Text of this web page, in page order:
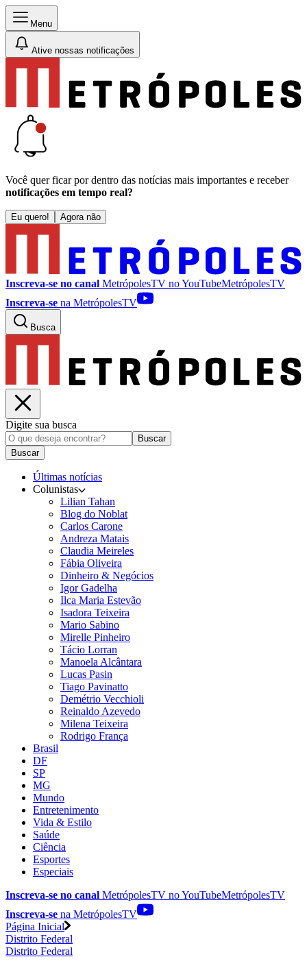
Menu
Ative nossas notificações
Você quer ficar por dentro das notícias mais importantes e receber
notificações em tempo real?
Eu quero! Agora não
Inscreva-se no canal MetrópolesTV noYouTubeMetrópolesTV
Inscreva-se na MetrópolesTV
Busca
Digite sua busca
Buscar
Buscar
Últimas notícias
Colunistas
Lilian Tahan
Blog do Noblat
Carlos Carone
Andreza Matais
Claudia Meireles
Fábia Oliveira
Dinheiro & Negócios
Igor Gadelha
Ilca Maria Estevão
Isadora Teixeira
Mario Sabino
Mirelle Pinheiro
Tácio Lorran
Manoela Alcântara
Lucas Pasin
Tiago Pavinatto
Demétrio Vecchioli
Reinaldo Azevedo
Milena Teixeira
Rodrigo França
Brasil
DF
SP
MG
Mundo
Entretenimento
Vida & Estilo
Saúde
Ciência
Esportes
Especiais
Inscreva-se no canal MetrópolesTV noYouTubeMetrópolesTV
Inscreva-se na MetrópolesTV
Página Inicial
Distrito Federal
Distrito Federal